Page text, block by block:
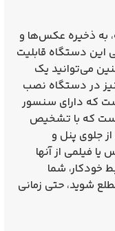
به ذخیره عکس‌ها و
این دستگاه قابلیت
همچنین می‌توانید یک
64 گیگابایت را نیز در دستگاه نصب
که دارای سنسور
که با تشخیص
جلوی پنل و
فیلمی از آنها
شما
شوید، حتی زمانی